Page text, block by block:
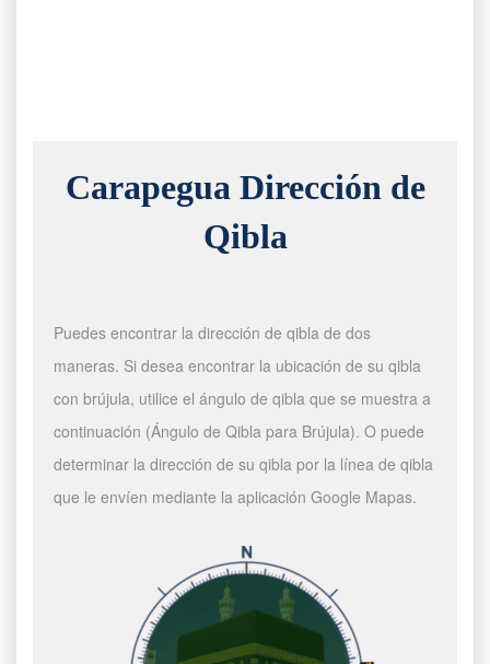
Carapegua Dirección de
Qibla
Puedes encontrar la dirección de qibla de dos
maneras. Si desea encontrar la ubicación de su qibla
con brújula, utilice el ángulo de qibla que se muestra a
continuación (Ángulo de Qibla para Brújula). O puede
determinar la dirección de su qibla por la línea de qibla
que le envíen mediante la aplicación Google Mapas.